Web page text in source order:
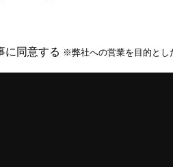
に同意する ※弊社への営業を目的とし